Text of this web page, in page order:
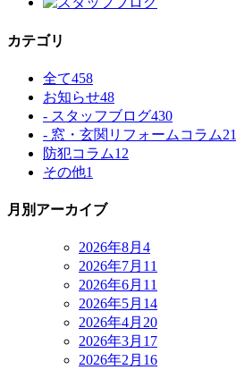
カテゴリ
全て458
お知らせ48
- スタッフブログ430
- 窓・玄関リフォームコラム21
防犯コラム12
その他1
月別アーカイブ
2026年8月 4
2026年7月 11
2026年6月 11
2026年5月 14
2026年4月 20
2026年3月 17
2026年2月 16